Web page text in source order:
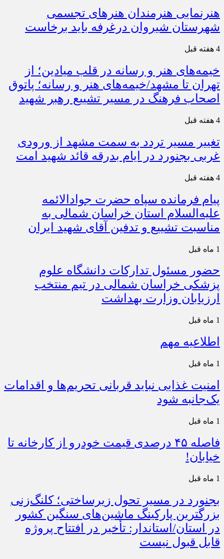
هنرنمایی هنرمندان هنرهای تجسمی
شهرستان شیروان درغرفه باید برخاست
4 هفته قبل
خیمه‌های هنر و رسانه در قلب میادین؛ از
تهران تا مشهد/خیمه‌های هنر و رسانه؛ پاتوق
اصحاب فرهنگ در مسیر تشییع رهبر شهید
4 هفته قبل
تغییر مسیر تردد به سمت مشهد از ورودی
غربی بجنورد در ایام بدرقه قائد شهید امت
4 هفته قبل
پیام فرمانده سپاه حضرت جوادالائمه
علیه‌السلام استان خراسان شمالی به
مناسبت تشییع و تدفین آقای شهید ایران
1 ماه قبل
حضور مسئول تدارکات دانشگاه علوم
پزشکی خراسان شمالی در تیم منتخب
ارزیابان وزارت بهداشت
1 ماه قبل
اطلاعیه مهم
1 ماه قبل
امنیت غذایی نباید قربانی تحریم‌ها و اقدامات
یک‌جانبه شود
1 ماه قبل
فاصله ۴۵ درصدی قیمت خودرو از کارخانه تا
خیابان!
1 ماه قبل
بجنورد در مسیر تحول زیرساختی؛ کلنگ‌زنی
بزرگترین پارکینگ ماشین‌های سنگین کشور
در استان/استاندار: تأخیر در افتتاح پروژه
قابل قبول نیست